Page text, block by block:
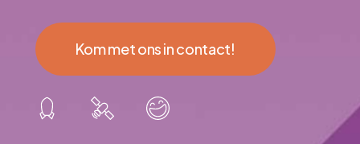
Kom met ons in contact!